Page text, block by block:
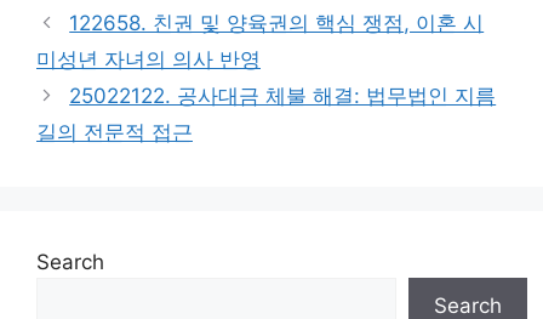
122658. 친권 및 양육권의 핵심 쟁점, 이혼 시
미성년 자녀의 의사 반영
25022122. 공사대금 체불 해결: 법무법인 지름
길의 전문적 접근
Search
Search